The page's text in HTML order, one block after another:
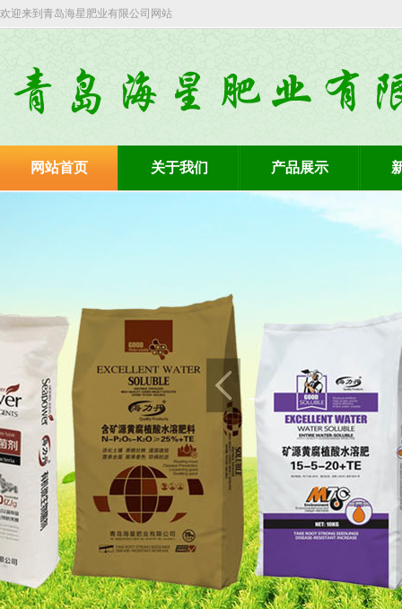
欢迎来到青岛海星肥业有限公司网站
网站首页 关于我们 产品展示